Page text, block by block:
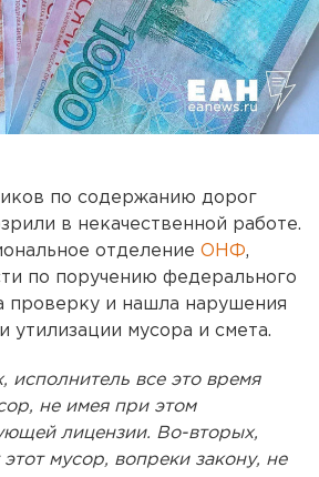
по содержанию дорог
в некачественной работе.
отделение ОНФ,
по поручению федерального
проверку и нашла нарушения
утилизации мусора и смета.
исполнитель все это время
не имея при этом
лицензии. Во-вторых,
этот мусор, вопреки закону, не